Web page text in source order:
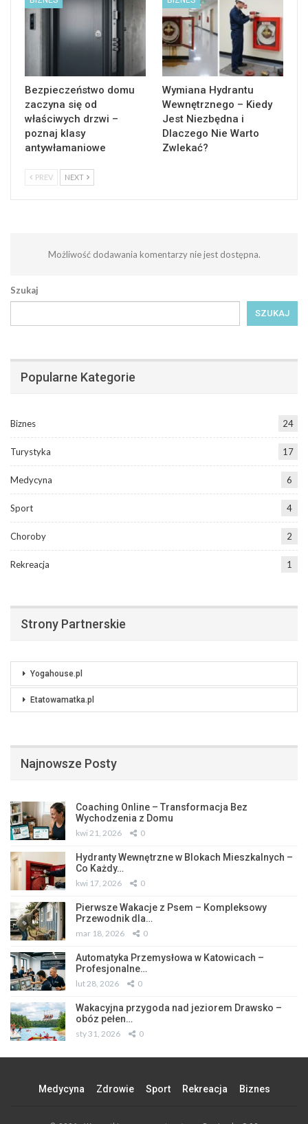
Bezpieczeństwo domu
zaczyna się od
właściwych drzwi –
poznaj klasy
antywłamaniowe
Wymiana Hydrantu
Wewnętrznego – Kiedy
Jest Niezbędna i
Dlaczego Nie Warto
Zwlekać?
PREV NEXT
Możliwość dodawania komentarzy nie jest dostępna.
Szukaj
SZUKAJ
Popularne Kategorie
Biznes 24
Turystyka 17
Medycyna 6
Sport 4
Choroby 2
Rekreacja 1
Strony Partnerskie
Yogahouse.pl
Etatowamatka.pl
Najnowsze Posty
Coaching Online – Transformacja Bez
Wychodzenia z Domu
kwi 21, 2026 0
Hydranty Wewnętrzne w Blokach Mieszkalnych –
Co Każdy…
kwi 17, 2026 0
Pierwsze Wakacje z Psem – Kompleksowy
Przewodnik dla…
mar 18, 2026 0
Automatyka Przemysłowa w Katowicach –
Profesjonalne…
lut 28, 2026 0
Wakacyjna przygoda nad jeziorem Drawsko –
obóz pełen…
sty 31, 2026 0
Medycyna Zdrowie Sport Rekreacja Biznes